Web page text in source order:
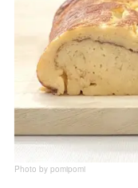
Photo by pomipomi